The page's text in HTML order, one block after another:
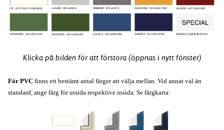
Klicka på bilden för att förstora (öppnas i nytt fönster)
För PVC finns ett bestämt antal färger att välja mellan. Vid annat val än
standard, ange färg för utsida respektive insida. Se färgkarta: